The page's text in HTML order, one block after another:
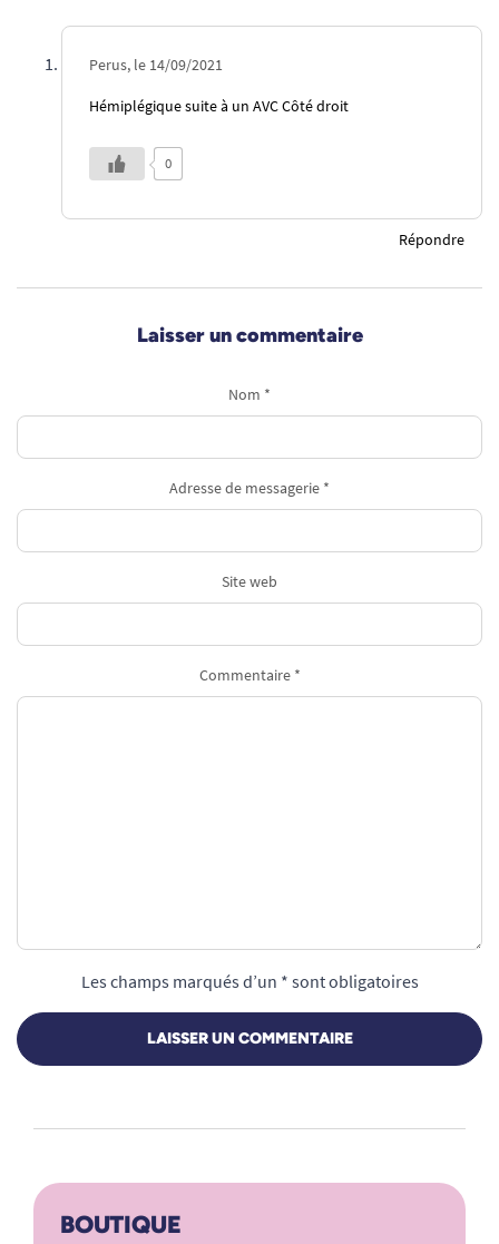
Perus, le 14/09/2021
Hémiplégique suite à un AVC Côté droit
0
Répondre
Laisser un commentaire
Nom *
Adresse de messagerie *
Site web
Commentaire *
Les champs marqués d’un * sont obligatoires
LAISSER UN COMMENTAIRE
BOUTIQUE